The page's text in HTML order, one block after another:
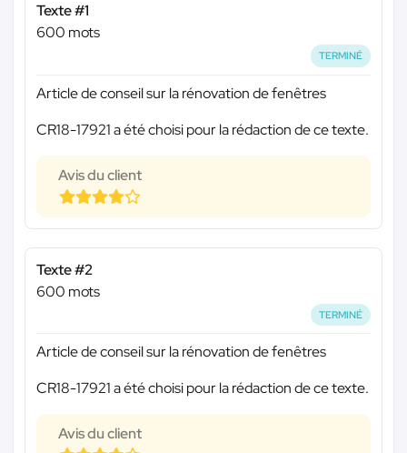
Texte #1
600 mots
TERMINÉ
Article de conseil sur la rénovation de fenêtres
CR18-17921 a été choisi pour la rédaction de ce texte.
Avis du client
Texte #2
600 mots
TERMINÉ
Article de conseil sur la rénovation de fenêtres
CR18-17921 a été choisi pour la rédaction de ce texte.
Avis du client